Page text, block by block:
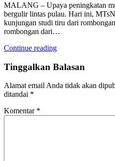
MALANG – Upaya peningkatan
bergulir lintas pulau. Hari ini,
kunjungan studi tiru dari
rombongan dari…
Continue reading
Tinggalkan Balasan
Alamat email Anda tidak akan
ditandai *
Komentar *